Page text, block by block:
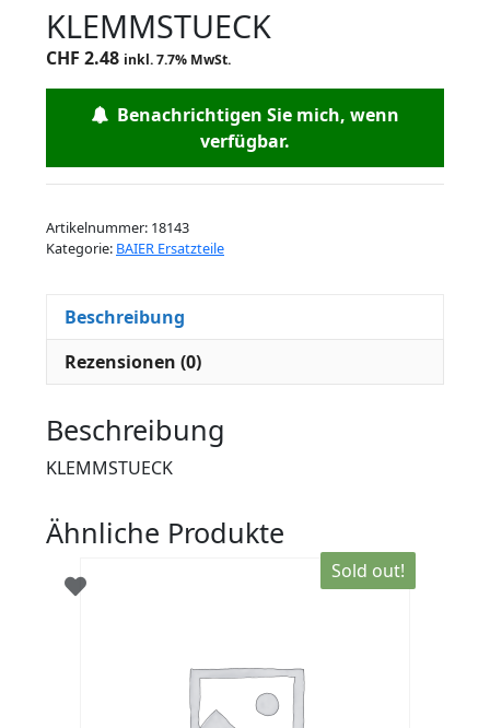
KLEMMSTUECK
CHF 2.48 inkl. 7.7% MwSt.
Benachrichtigen Sie mich, wenn
verfügbar.
Artikelnummer: 18143
Kategorie: BAIER Ersatzteile
Beschreibung
Rezensionen (0)
Beschreibung
KLEMMSTUECK
Ähnliche Produkte
Sold out!